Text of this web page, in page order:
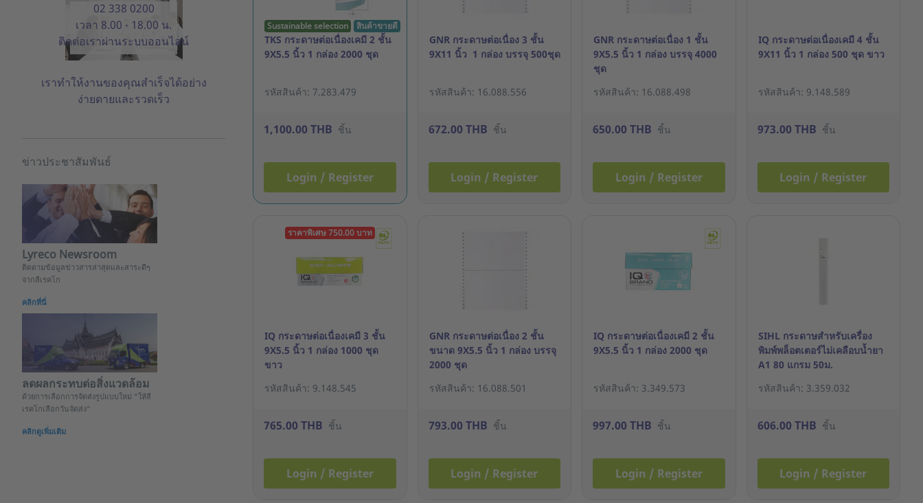
02 338 0200
เวลา 8.00 - 18.00 น.
ติดต่อเราผ่านระบบออนไลน์
เราทำให้งานของคุณสำเร็จได้อย่าง
ง่ายดายและรวดเร็ว
ข่าวประชาสัมพันธ์
Lyreco Newsroom
ติดตามข้อมูลข่าวสารล่าสุดและสาระดีๆ
จากลีเรคโก
คลิกที่นี่
ลดผลกระทบต่อสิ่งแวดล้อม
ด้วยการเลือกการจัดส่งรูปแบบใหม่ "ให้ลี
เรคโกเลือกวันจัดส่ง"
คลิกดูเพิ่มเติม
Sustainable selection สินค้าขายดี
TKS กระดาษต่อเนื่องเคมี 2 ชั้น
9X5.5 นิ้ว 1 กล่อง 2000 ชุด
รหัสสินค้า: 7.283.479
1,100.00 THB ชิ้น
Login / Register
GNR กระดาษต่อเนื่อง 3 ชั้น
9X11 นิ้ว 1 กล่อง บรรจุ 500ชุด
รหัสสินค้า: 16.088.556
672.00 THB ชิ้น
Login / Register
GNR กระดาษต่อเนื่อง 1 ชั้น
9X5.5 นิ้ว 1 กล่อง บรรจุ 4000
ชุด
รหัสสินค้า: 16.088.498
650.00 THB ชิ้น
Login / Register
IQ กระดาษต่อเนื่องเคมี 4 ชั้น
9X11 นิ้ว 1 กล่อง 500 ชุด ขาว
รหัสสินค้า: 9.148.589
973.00 THB ชิ้น
Login / Register
ราคาพิเศษ 750.00 บาท
IQ กระดาษต่อเนื่องเคมี 3 ชั้น
9X5.5 นิ้ว 1 กล่อง 1000 ชุด
ขาว
รหัสสินค้า: 9.148.545
765.00 THB ชิ้น
Login / Register
GNR กระดาษต่อเนื่อง 2 ชั้น
ขนาด 9X5.5 นิ้ว 1 กล่อง บรรจุ
2000 ชุด
รหัสสินค้า: 16.088.501
793.00 THB ชิ้น
Login / Register
IQ กระดาษต่อเนื่องเคมี 2 ชั้น
9X5.5 นิ้ว 1 กล่อง 2000 ชุด
รหัสสินค้า: 3.349.573
997.00 THB ชิ้น
Login / Register
SIHL กระดาษสำหรับเครื่อง
พิมพ์พล็อตเตอร์ไม่เคลือบน้ำยา
A1 80 แกรม 50ม.
รหัสสินค้า: 3.359.032
606.00 THB ชิ้น
Login / Register